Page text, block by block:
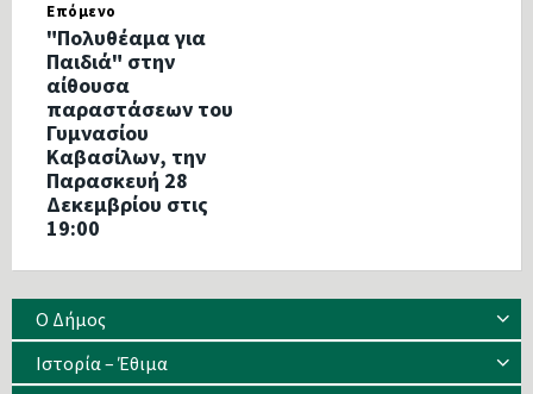
Επόμενο
"Πολυθέαμα για
Παιδιά" στην
αίθουσα
παραστάσεων του
Γυμνασίου
Καβασίλων, την
Παρασκευή 28
Δεκεμβρίου στις
19:00
Ο Δήμος
Ιστορία – Έθιμα